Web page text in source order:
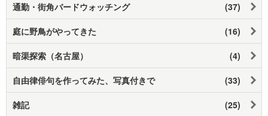
通勤・街角バードウォッチング (37)
庭に野鳥がやってきた (16)
暗渠探索（名古屋） (4)
自由律俳句を作ってみた、写真付きで (33)
雑記 (25)